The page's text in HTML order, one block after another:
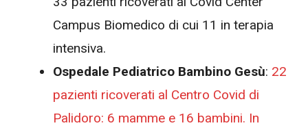
Campus Biomedico di cui 11 in terapia
intensiva.
Ospedale Pediatrico Bambino Gesù: 22
pazienti ricoverati al Centro Covid di
Palidoro: 6 mamme e 16 bambini. In